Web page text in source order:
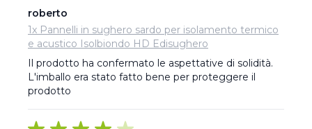
roberto
1x Pannelli in sughero sardo per isolamento termico
e acustico Isolbiondo HD Edisughero
Il prodotto ha confermato le aspettative di solidità.
L'imballo era stato fatto bene per proteggere il
prodotto